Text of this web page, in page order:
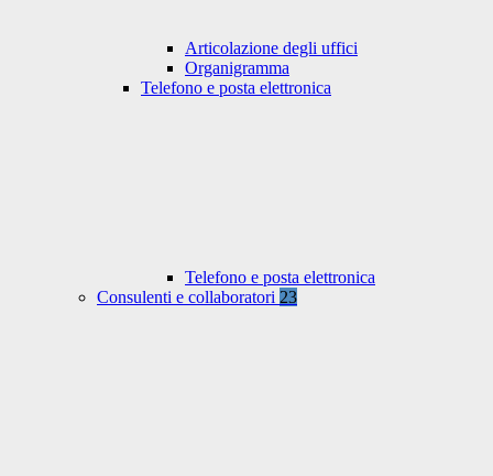
Articolazione degli uffici
Organigramma
Telefono e posta elettronica
Telefono e posta elettronica
Consulenti e collaboratori 23